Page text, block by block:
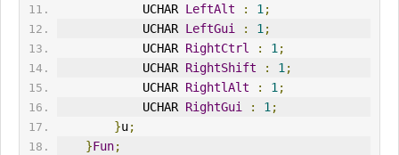
            UCHAR
LeftAlt : 1;
            UCHAR
LeftGui : 1;
            UCHAR
RightCtrl : 1;
            UCHAR
RightShift : 1;
            UCHAR
RightlAlt : 1;
            UCHAR
RightGui : 1;
}u;
}Fun;